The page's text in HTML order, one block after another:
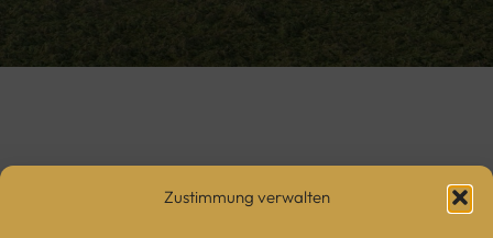
Zustimmung verwalten
Kontakt